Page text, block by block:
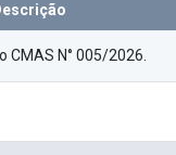
CMAS N° 005/2026.